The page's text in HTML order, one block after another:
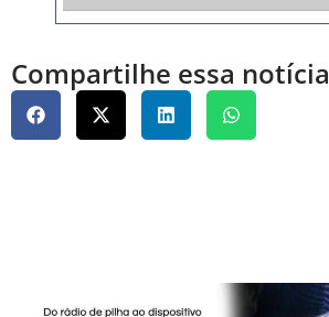
Compartilhe essa notícia